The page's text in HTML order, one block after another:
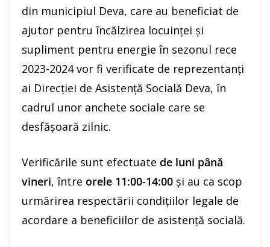
din municipiul Deva, care au beneficiat de
ajutor pentru încălzirea locuinței și
supliment pentru energie în sezonul rece
2023-2024 vor fi verificate de reprezentanți
ai Direcției de Asistență Socială Deva, în
cadrul unor anchete sociale care se
desfășoară zilnic.
Verificările sunt efectuate de luni până
vineri, între orele 11:00-14:00 și au ca scop
urmărirea respectării condițiilor legale de
acordare a beneficiilor de asistență socială.